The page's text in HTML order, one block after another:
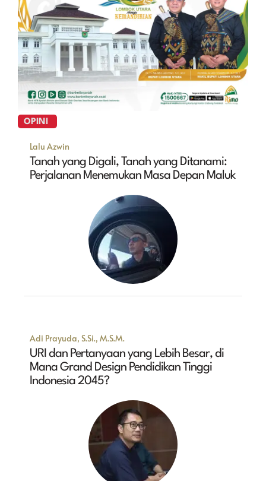
OPINI
Lalu Azwin
Tanah yang Digali, Tanah yang Ditanami:
Perjalanan Menemukan Masa Depan Maluk
Adi Prayuda, S.Si., M.S.M.
URI dan Pertanyaan yang Lebih Besar, di
Mana Grand Design Pendidikan Tinggi
Indonesia 2045?